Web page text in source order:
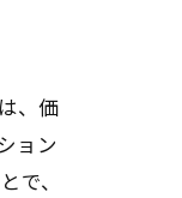
、価
ョン
で、